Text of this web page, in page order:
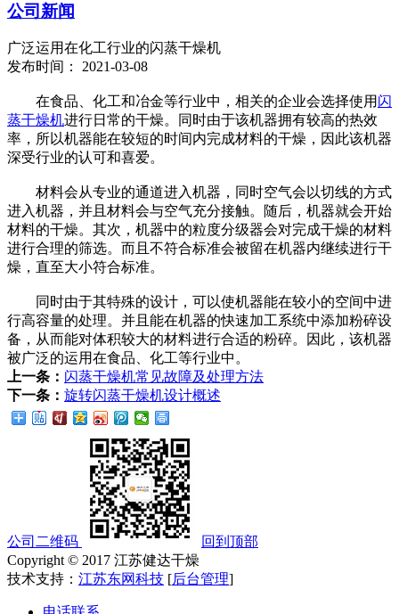
公司新闻
广泛运用在化工行业的闪蒸干燥机
发布时间： 2021-03-08
在食品、化工和冶金等行业中，相关的企业会选择使用 闪
蒸干燥机进行日常的干燥。同时由于该机器拥有较高的热效
率，所以机器能在较短的时间内完成材料的干燥，因此该机器
深受行业的认可和喜爱。
材料会从专业的通道进入机器，同时空气会以切线的方式
进入机器，并且材料会与空气充分接触。随后，机器就会开始
材料的干燥。其次，机器中的粒度分级器会对完成干燥的材料
进行合理的筛选。而且不符合标准会被留在机器内继续进行干
燥，直至大小符合标准。
同时由于其特殊的设计，可以使机器能在较小的空间中进
行高容量的处理。并且能在机器的快速加工系统中添加粉碎设
备，从而能对体积较大的材料进行合适的粉碎。因此，该机器
被广泛的运用在食品、化工等行业中。
上一条： 闪蒸干燥机常见故障及处理方法
下一条： 旋转闪蒸干燥机设计概述
公司二维码
回到顶部
Copyright © 2017 江苏健达干燥
技术支持： 江苏东网科技 [后台管理]